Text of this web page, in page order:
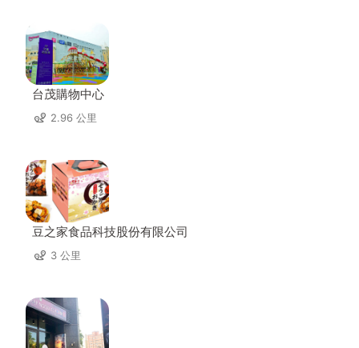
台茂購物中心
2.96 公里
豆之家食品科技股份有限公司
3 公里